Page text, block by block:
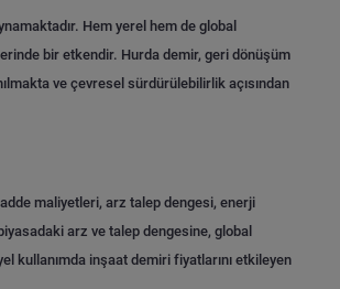
Hem yerel hem de global
bir etkendir. Hurda demir, geri dönüşüm
ve çevresel sürdürülebilirlik açısından
maliyetleri, arz talep dengesi, enerji
arz ve talep dengesine, global
kullanımda inşaat demiri fiyatlarını etkileyen